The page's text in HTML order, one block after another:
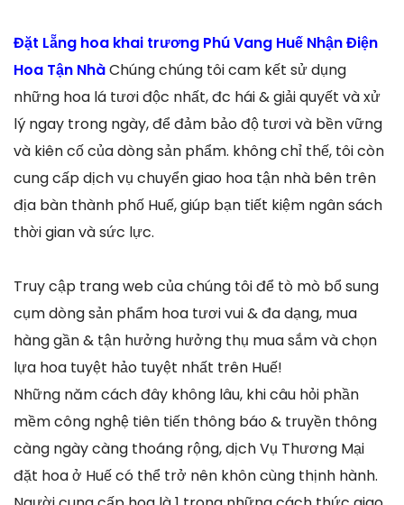
Đặt Lẵng hoa khai trương Phú Vang Huế Nhận Điện
Hoa Tận NhàChúng chúng tôi cam kết sử dụng
những hoa lá tươi độc nhất, đc hái & giải quyết và xử
lý ngay trong ngày, để đảm bảo độ tươi và bền vững
và kiên cố của dòng sản phẩm. không chỉ thế, tôi còn
cung cấp dịch vụ chuyển giao hoa tận nhà bên trên
địa bàn thành phố Huế, giúp bạn tiết kiệm ngân sách
thời gian và sức lực.
Truy cập trang web của chúng tôi để tò mò bổ sung
cụm dòng sản phẩm hoa tươi vui & đa dạng, mua
hàng gần & tận hưởng hưởng thụ mua sắm và chọn
lựa hoa tuyệt hảo tuyệt nhất trên Huế!
Những năm cách đây không lâu, khi câu hỏi phần
mềm công nghệ tiên tiến thông báo & truyền thông
càng ngày càng thoáng rộng, dịch Vụ Thương Mại
đặt hoa ở Huế có thể trở nên khôn cùng thịnh hành.